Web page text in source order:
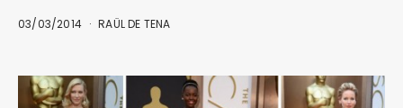
03/03/2014 RAÜL DE TENA